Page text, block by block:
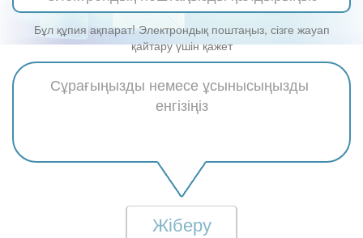
Бұл құпия ақпарат! Электрондық поштаңыз, сізге жауап
қайтару үшін қажет
Жіберу